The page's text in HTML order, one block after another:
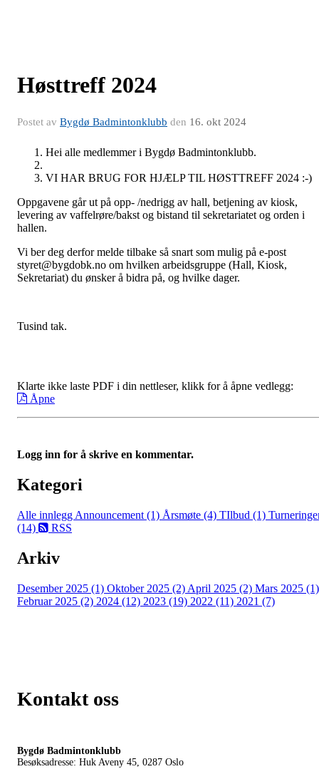
Høsttreff 2024
Postet av Bygdø Badmintonklubb den 16. okt 2024
Hei alle medlemmer i Bygdø Badmintonklubb.
VI HAR BRUG FOR HJÆLP TIL HØSTTREFF 2024 :-)
Oppgavene går ut på opp- /nedrigg av hall, betjening av kiosk,
levering av vaffelrøre/bakst og bistand til sekretariatet og orden i
hallen.
Vi ber deg derfor melde tilbake så snart som mulig på e-post
styret@bygdobk.no om hvilken arbeidsgruppe (Hall, Kiosk,
Sekretariat) du ønsker å bidra på, og hvilke dager.
Tusind tak.
Klarte ikke laste PDF i din nettleser, klikk for å åpne vedlegg:
Åpne
Logg inn for å skrive en kommentar.
Kategori
Alle innlegg Announcement (1) Årsmøte (4) TIlbud (1)
(14)
RSS
Arkiv
Desember 2025 (1) Oktober 2025 (2) April 2025 (2) Mars 2025 (1)
Februar 2025 (2) 2024 (12) 2023 (19) 2022 (11) 2021 (7)
Kontakt oss
Bygdø Badmintonklubb
Besøksadresse: Huk Aveny 45, 0287 Oslo